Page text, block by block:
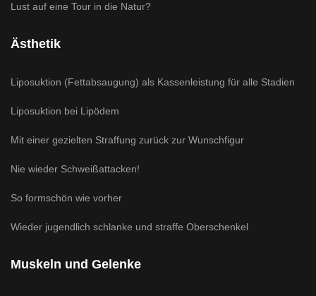
Lust auf eine Tour in die Natur?
Ästhetik
Liposuktion (Fettabsaugung) als Kassenleistung für alle Stadien
Liposuktion bei Lipödem
Mit einer gezielten Straffung zurück zur Wunschfigur
Nie wieder Schweißattacken!
So formschön wie vorher
Wieder jugendlich schlanke und straffe Oberschenkel
Muskeln und Gelenke